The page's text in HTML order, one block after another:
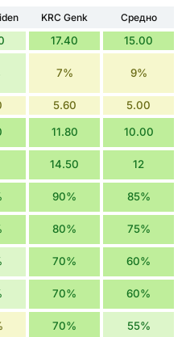
KRC Genk
Средно
17.40 15.00
7% 9%
5.60 5.00
11.80 10.00
14.50 12
90% 85%
80% 75%
70% 60%
70% 60%
70% 55%